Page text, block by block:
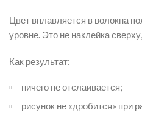
Цвет вплавляется в волокна
уровне. Это не наклейка
Как результат:
ничего не отслаивается;
рисунок не «дробится» при